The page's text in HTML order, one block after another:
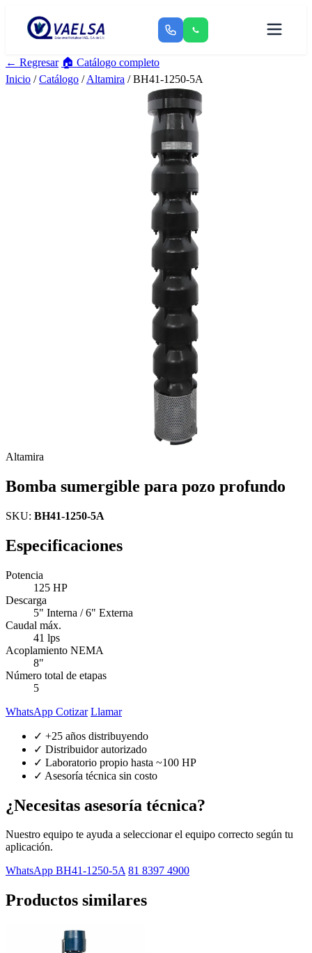
← Regresar 🏠 Catálogo completo
Inicio /Catálogo /Altamira / BH41-1250-5A
Altamira
Bomba sumergible para pozo profundo
SKU: BH41-1250-5A
Especificaciones
Potencia
125 HP
Descarga
5" Interna / 6" Externa
Caudal máx.
41 lps
Acoplamiento NEMA
8"
Número total de etapas
5
WhatsApp Cotizar Llamar
✓ +25 años distribuyendo
✓ Distribuidor autorizado
✓ Laboratorio propio hasta ~100 HP
✓ Asesoría técnica sin costo
¿Necesitas asesoría técnica?
Nuestro equipo te ayuda a seleccionar el equipo correcto según tu
aplicación.
WhatsApp BH41-1250-5A 81 8397 4900
Productos similares